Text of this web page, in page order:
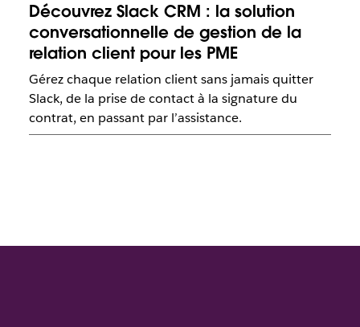
Découvrez Slack CRM : la solution
conversationnelle de gestion de la
relation client pour les PME
Gérez chaque relation client sans jamais quitter
Slack, de la prise de contact à la signature du
contrat, en passant par l’assistance.